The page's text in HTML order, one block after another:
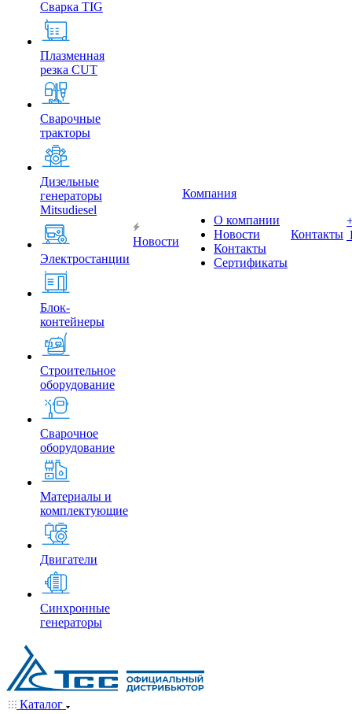
Сварка TIG
Плазменная
резка CUT
Сварочные
тракторы
Дизельные
генераторы
Mitsudiesel
Электростанции
Блок-
контейнеры
Строительное
оборудование
Сварочное
оборудование
Материалы и
комплектующие
Двигатели
Синхронные
генераторы
Новости
Компания
О компании
Новости
Контакты
Сертификаты
Контакты
Каталог